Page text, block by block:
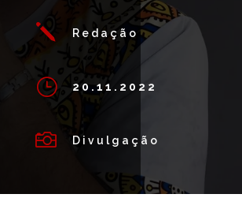
j Redação
} 20.11.2022
 Divulgação